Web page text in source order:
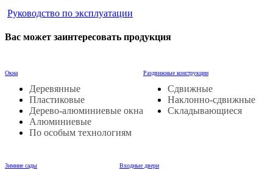
Руководство по эксплуатации
Вас может заинтересовать продукция
Окна
Деревянные
Пластиковые
Дерево-алюминиевые окна
Алюминиевые
По особым технологиям
Раздвижные конструкции
Сдвижные
Наклонно-сдвижные
Складывающиеся
Зимние сады Входные двери